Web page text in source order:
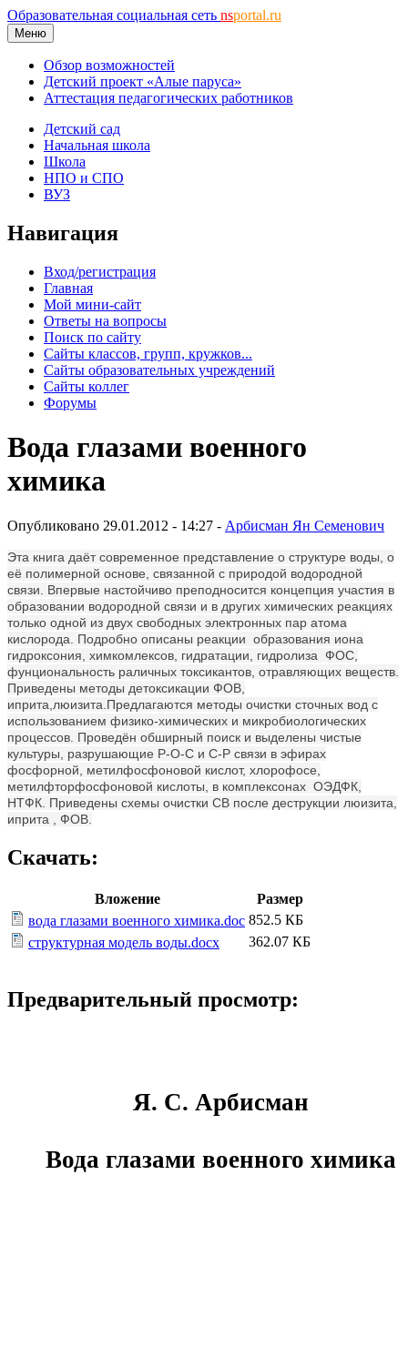
Образовательная социальная сеть nsportal.ru
Меню
Обзор возможностей
Детский проект «Алые паруса»
Аттестация педагогических работников
Детский сад
Начальная школа
Школа
НПО и СПО
ВУЗ
Навигация
Вход/регистрация
Главная
Мой мини-сайт
Ответы на вопросы
Поиск по сайту
Сайты классов, групп, кружков...
Сайты образовательных учреждений
Сайты коллег
Форумы
Вода глазами военного
химика
Опубликовано 29.01.2012 - 14:27 - Арбисман Ян Семенович
Эта книга даёт современное представление о структуре воды, о
её полимерной основе, связанной с природой водородной
связи. Впервые настойчиво преподносится концепция участия в
образовании водородной связи и в других химических реакциях
только одной из двух свободных электронных пар атома
кислорода. Подробно описаны реакции образования иона
гидроксония, химкомлексов, гидратации, гидролиза ФОС,
фунциональность раличных токсикантов, отравляющих веществ.
Приведены методы детоксикации ФОВ,
иприта,люизита.Предлагаются методы очистки сточных вод с
использованием физико-химических и микробиологических
процессов. Проведён обширный поиск и выделены чистые
культуры, разрушающие Р-О-С и С-Р связи в эфирах
фосфорной, метилфосфоновой кислот, хлорофосе,
метилфторфосфоновой кислоты, в комплексонах ОЭДФК,
НТФК. Приведены схемы очистки СВ после деструкции люизита,
иприта , ФОВ.
Скачать:
Вложение
Размер
вода глазами военного химика.doc 852.5 КБ
структурная модель воды.docx
362.07 КБ
Предварительный просмотр:
Я. С. Арбисман
Вода глазами военного химика